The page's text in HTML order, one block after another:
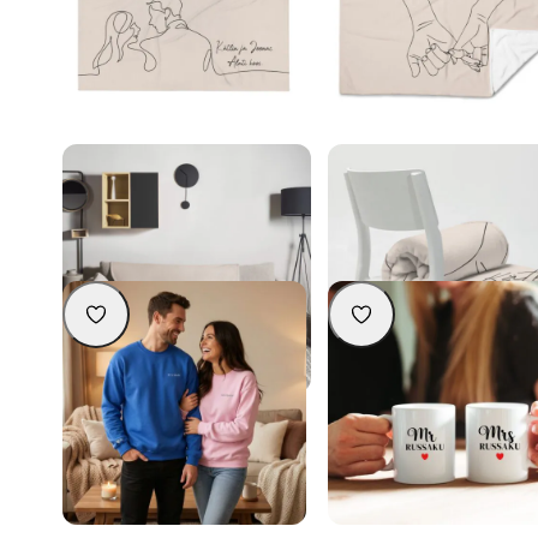
Alati koos – personaliseeritav pleed
teie nimedega
54,90
nimedega
54,90
Personaliseeri